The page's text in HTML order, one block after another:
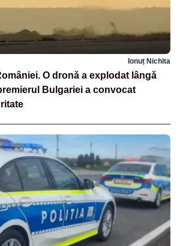
Ionuț Nichita
O dronă a explodat lângă
Bulgariei a convocat